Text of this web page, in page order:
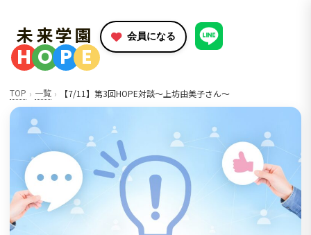
未来学園
H O P E
会員になる
TOP 一覧 【7/11】第3回HOPE対談～上坊由美子さん～